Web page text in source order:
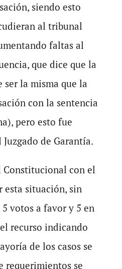
siendo esto
al tribunal
faltas al
que dice que la
la misma que la
con la sentencia
pero esto fue
de Garantía.
Constitucional con el
situación, sin
votos a favor y 5 en
recurso indicando
de los casos se
requerimientos se